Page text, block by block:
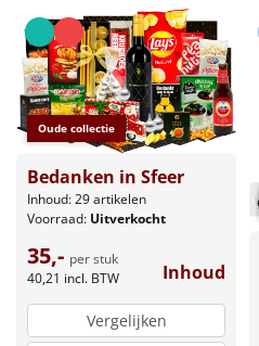
Oude collectie
Bedanken in Sfeer
Inhoud: 29 artikelen
Voorraad: Uitverkocht
35,- per stuk
40,21 incl. BTW Inhoud
Vergelijken